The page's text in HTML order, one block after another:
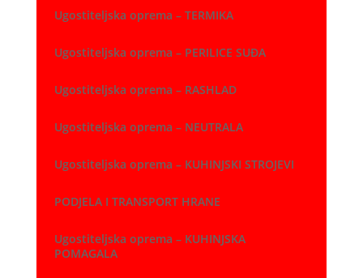
Ugostiteljska oprema – TERMIKA
Ugostiteljska oprema – PERILICE SUĐA
Ugostiteljska oprema – RASHLAD
Ugostiteljska oprema – NEUTRALA
Ugostiteljska oprema – KUHINJSKI STROJEVI
PODJELA I TRANSPORT HRANE
Ugostiteljska oprema – KUHINJSKA
POMAGALA